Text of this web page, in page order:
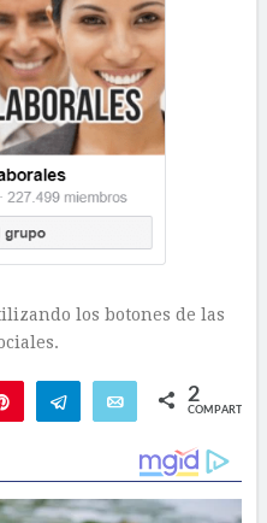
los botones de las
Telegram Email 2
COMPARTIR